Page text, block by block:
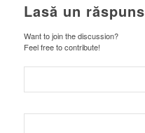
Lasă un răspuns
Want to join the discussion?
Feel free to contribute!